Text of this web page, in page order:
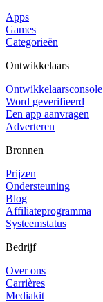
Apps
Games
Categorieën
Ontwikkelaars
Ontwikkelaarsconsole
Word geverifieerd
Een app aanvragen
Adverteren
Bronnen
Prijzen
Ondersteuning
Blog
Affiliateprogramma
Systeemstatus
Bedrijf
Over ons
Carrières
Mediakit